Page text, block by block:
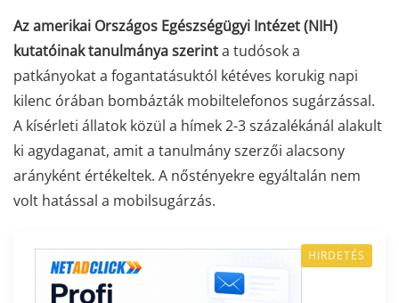
Az amerikai Országos Egészségügyi Intézet (NIH)
kutatóinak tanulmánya szerinta tudósok a
patkányokat a fogantatásuktól kétéves korukig napi
kilenc órában bombázták mobiltelefonos sugárzással.
A kísérleti állatok közül a hímek 2-3 százalékánál alakult
ki agydaganat, amit a tanulmány szerzői alacsony
arányként értékeltek. A nőstényekre egyáltalán nem
volt hatással a mobilsugárzás.
HIRDETÉS